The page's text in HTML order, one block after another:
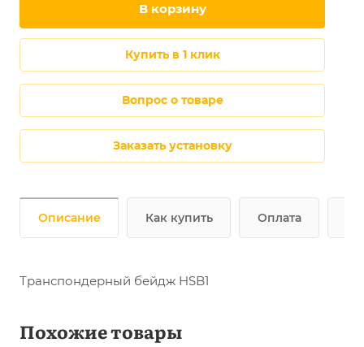
в корзину
купить в 1 клик
Вопрос о товаре
Заказать установку
Описание Как купить Оплата
Транспондерный бейдж HSB1
Похожие товары